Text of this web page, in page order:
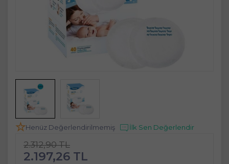
Henüz Değerlendirilmemiş İlk Sen Değerlendir
2.312,90 TL
2.197,26 TL